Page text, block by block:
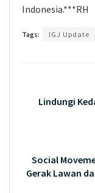
Indonesia.***RH
Tags: IGJ Update
Lindungi
Social
Gerak Lawan